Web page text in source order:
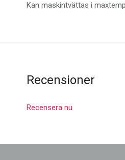
Kan maskintvättas i
Recensioner
Recensera nu